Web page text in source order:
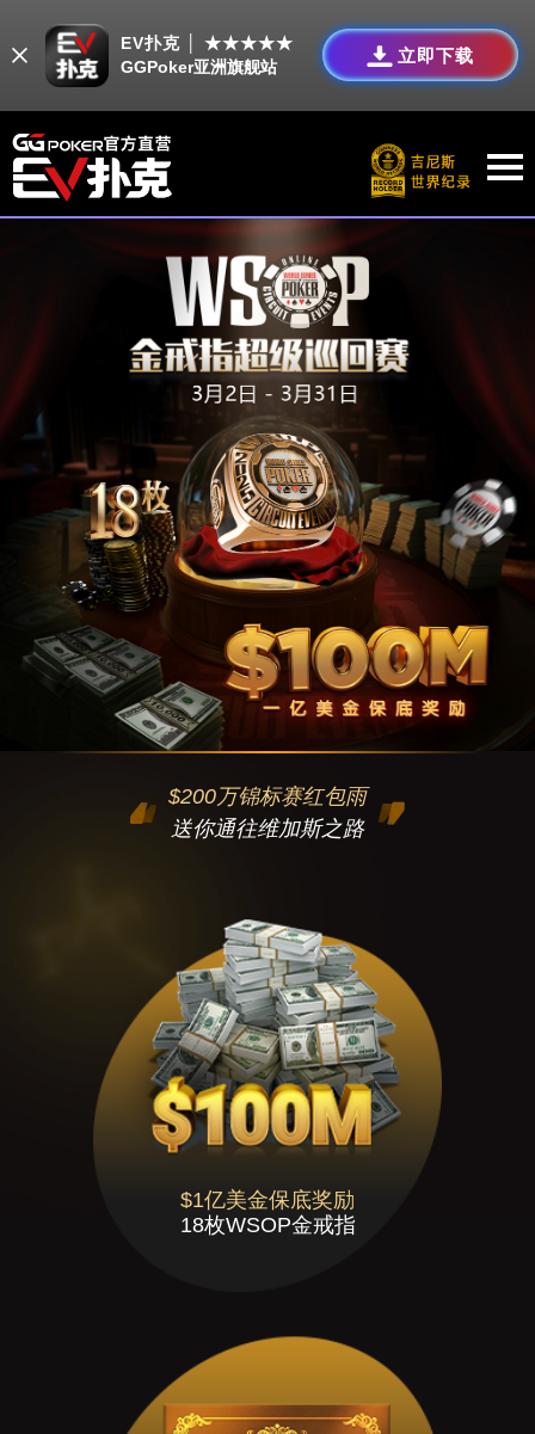
EV扑克 │ ★★★★★
GGPoker亚洲旗舰站
立即下载
$200万锦标赛红包雨
送你通往维加斯之路
$1亿美金保底奖励
18枚WSOP金戒指